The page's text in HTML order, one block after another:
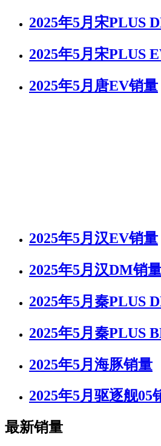
2025年5月宋PLUS
2025年5月宋PLUS
2025年5月唐EV销量
2025年5月汉EV销量
2025年5月汉DM销
2025年5月秦PLUS
2025年5月秦PLUS
2025年5月海豚销量
2025年5月驱逐舰05
最新销量